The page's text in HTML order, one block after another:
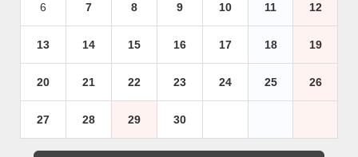
6 7 8 9 10 11 12
13 14 15 16 17 18 19
20 21 22 23 24 25 26
27 28 29 30